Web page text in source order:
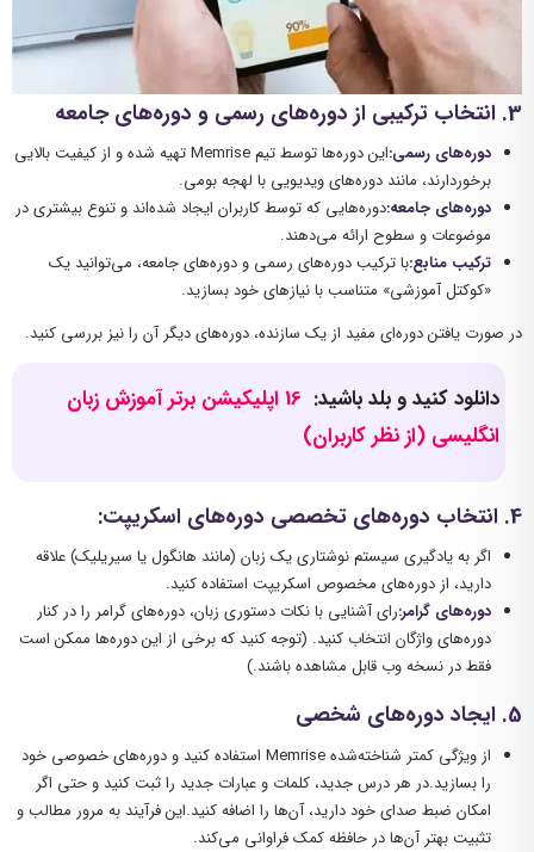
3. انتخاب ترکیبی از دوره‌های رسمی و دوره‌های جامعه
دوره‌های رسمی:
این دوره‌ها توسط تیم Memrise تهیه شده و از کیفیت بالایی
برخوردارند، مانند دوره‌های ویدیویی با لهجه بومی.
دوره‌های جامعه:دوره‌هایی که توسط کاربران ایجاد شده‌اند و تنوع بیشتری در
موضوعات و سطوح ارائه می‌دهند.
ترکیب منابع:با ترکیب دوره‌های رسمی و دوره‌های جامعه، می‌توانید یک
«کوکتل آموزشی» متناسب با نیازهای خود بسازید.
در صورت یافتن دوره‌ای مفید از یک سازنده، دوره‌های دیگر آن را نیز بررسی کنید.
دانلود کنید و بلد باشید:
16 اپلیکیشن برتر آموزش زبان
انگلیسی (از نظر کاربران)
4. انتخاب دوره‌های تخصصی دوره‌های اسکریپت:
اگر به یادگیری سیستم نوشتاری یک زبان (مانند هانگول یا سیریلیک) علاقه
دارید، از دوره‌های مخصوص اسکریپت استفاده کنید.
دوره‌های گرامر:رای آشنایی با نکات دستوری زبان، دوره‌های گرامر را در کنار
دوره‌های واژگان انتخاب کنید. (توجه کنید که برخی از این دوره‌ها ممکن است
فقط در نسخه وب قابل مشاهده باشند.)
5. ایجاد دوره‌های شخصی
از ویژگی کمتر شناخته‌شده Memrise استفاده کنید و دوره‌های خصوصی خود
را بسازید.در هر درس جدید، کلمات و عبارات جدید را ثبت کنید و حتی اگر
امکان ضبط صدای خود دارید، آن‌ها را اضافه کنید.این فرآیند به مرور مطالب و
تثبیت بهتر آن‌ها در حافظه کمک فراوانی می‌کند.